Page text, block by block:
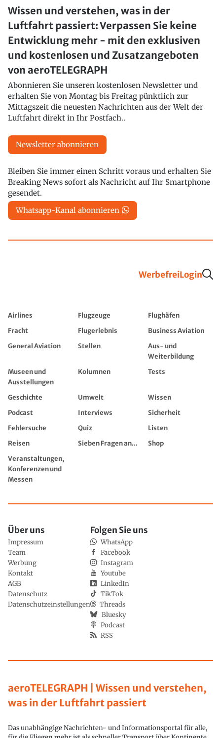
Wissen und verstehen, was in der
Luftfahrt passiert: Verpassen Sie keine
Entwicklung mehr - mit den exklusiven
und kostenlosen und Zusatzangeboten
von aeroTELEGRAPH
Abonnieren Sie unseren kostenlosen Newsletter und
erhalten Sie von Montag bis Freitag pünktlich zur
Mittagszeit die neuesten Nachrichten aus der Welt der
Luftfahrt direkt in Ihr Postfach..
Newsletter abonnieren
Bleiben Sie immer einen Schritt voraus und erhalten Sie
Breaking News sofort als Nachricht auf Ihr Smartphone
gesendet.
Whatsapp-Kanal abonnieren
WerbefreiLogin
Airlines Flugzeuge
Flughäfen
Fracht
Flugerlebnis
Business Aviation
General Aviation
Stellen
Aus- und
Weiterbildung
Museen und
Ausstellungen
Kolumnen Tests
Geschichte Umwelt
Wissen
Podcast
Interviews
Sicherheit
Fehlersuche
Quiz
Listen
Reisen
Sieben Fragen an...
Shop
Veranstaltungen,
Konferenzen und
Messen
aeroTELEGRAPH | Wissen und verstehen,
was in der Luftfahrt passiert
Das unabhängige Nachrichten- und Informationsportal für alle,
Über uns
Impressum
Team
Werbung
Kontakt
AGB
Datenschutz
Datenschutzeinstellungen
Folgen Sie uns
WhatsApp
Facebook
Instagram
Youtube
LinkedIn
TikTok
Threads
Bluesky
Podcast
RSS